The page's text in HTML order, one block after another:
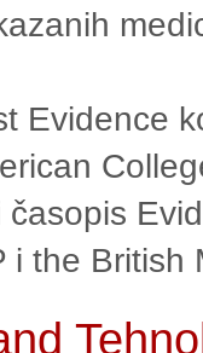
Evidence
i the British